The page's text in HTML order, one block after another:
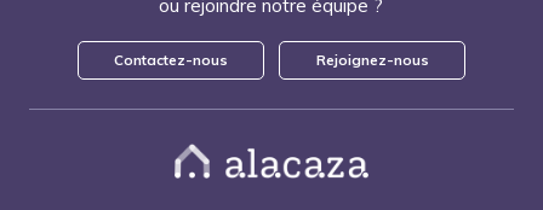
ou rejoindre notre équipe ?
Contactez-nous Rejoignez-nous